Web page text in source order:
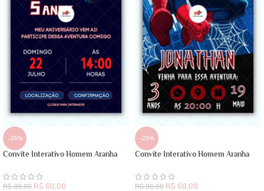
-25%
Convite Interativo Homem Aranha
R$80,00 R$ 60,00
-25%
Convite Interativo Homem Aranha
R$80,00 R$ 60,00